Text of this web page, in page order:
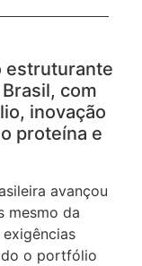
estruturante
com
inovação
proteína e
avançou
mesmo da
o portfólio